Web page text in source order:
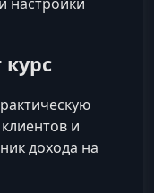
курс
и
дохода на